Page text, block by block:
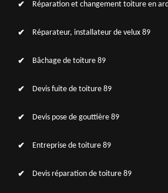
Réparation et changement toiture en
Réparateur, installateur de velux 89
Bâchage de toiture 89
Devis fuite de toiture 89
Devis pose de gouttière 89
Entreprise de toiture 89
Devis réparation de toiture 89